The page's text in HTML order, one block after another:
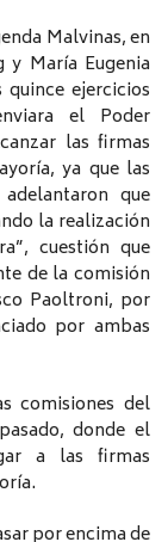
Malvinas, en
y María Eugenia
ejercicios
el Poder
las firmas
ya que las
que
la realización
cuestión que
de la comisión
Paoltroni, por
por ambas
comisiones del
donde el
a las firmas
por encima de